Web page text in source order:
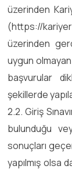
üzerinden
(https://
üzerinden
uygun
başvurular
şekillerde
2.2. Giriş
bulunduğu
sonuçları
yapılmış olsa